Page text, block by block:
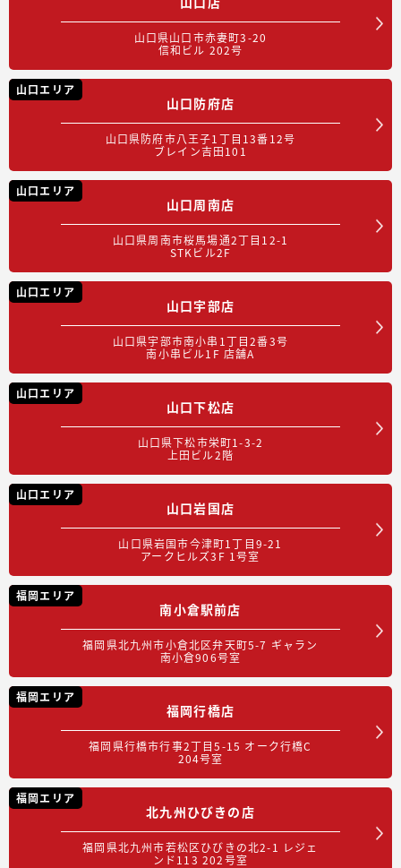
山口県山口市赤妻町3-20
信和ビル 202号
山口エリア
山口防府店
山口県防府市八王子1丁目13番12号
ブレイン吉田101
山口エリア
山口周南店
山口県周南市桜馬場通2丁目12-1
STKビル2F
山口エリア
山口宇部店
山口県宇部市南小串1丁目2番3号
南小串ビル1F 店舗A
山口エリア
山口下松店
山口県下松市栄町1-3-2
上田ビル2階
山口エリア
山口岩国店
山口県岩国市今津町1丁目9-21
アークヒルズ3F 1号室
福岡エリア
南小倉駅前店
福岡県北九州市小倉北区弁天町5-7 ギャラン
南小倉906号室
福岡エリア
福岡行橋店
福岡県行橋市行事2丁目5-15 オーク行橋C
204号室
福岡エリア
北九州ひびきの店
福岡県北九州市若松区ひびきの北2-1 レジェ
ンド113 202号室